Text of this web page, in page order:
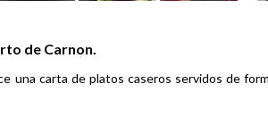
de Carnon.
una carta de platos caseros servidos de